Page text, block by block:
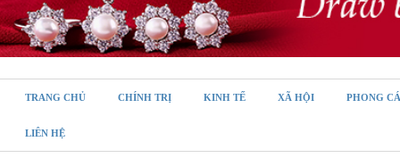
TRANG CHỦ CHÍNH TRỊ KINH TẾ XÃ HỘI PHONG
LIÊN HỆ